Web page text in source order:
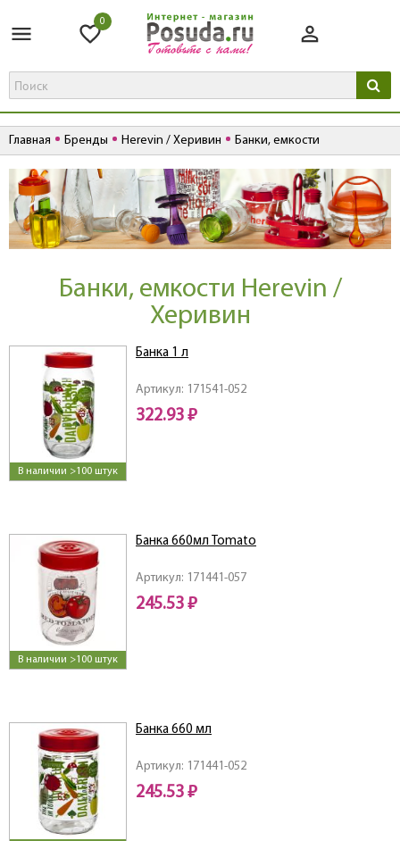
0
Главная Бренды Herevin / Херивин Банки, емкости
Банки, емкости Herevin /
Херивин
В наличии >100 штук
Артикул: 171541-052
Банка 1 л
322.93 ₽
В наличии >100 штук
Артикул: 171441-057
Банка 660мл Tomato
245.53 ₽
Артикул: 171441-052
Банка 660 мл
245.53 ₽